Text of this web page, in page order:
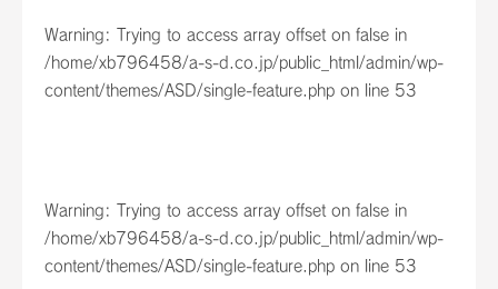
Warning : Trying to access array offset on false in
/home/xb796458/a-s-d.co.jp/public_html/admin/wp-
content/themes/ASD/single-feature.php on line 53
Warning : Trying to access array offset on false in
/home/xb796458/a-s-d.co.jp/public_html/admin/wp-
content/themes/ASD/single-feature.php on line 53